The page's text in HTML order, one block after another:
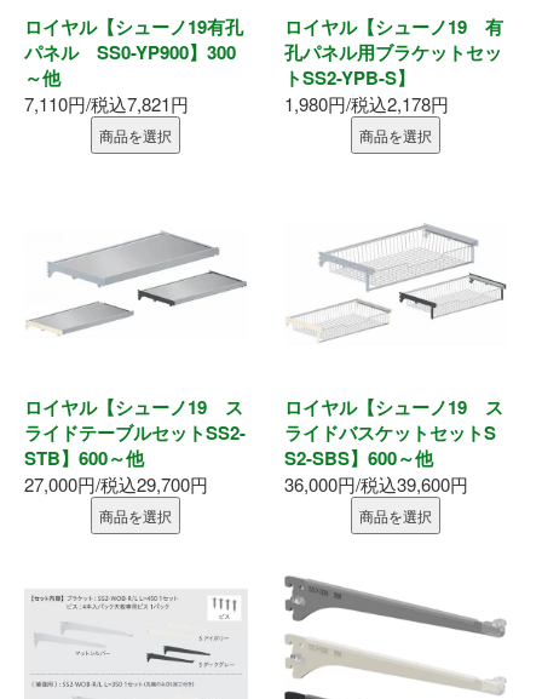
ロイヤル【シューノ19有孔
パネル SS0-YP900】300
～他
7,110円/税込7,821円
商品を選択
ロイヤル【シューノ19 有
孔パネル用ブラケットセッ
トSS2-YPB-S】
1,980円/税込2,178円
商品を選択
ロイヤル【シューノ19 ス
ライドテーブルセットSS2-
STB】600～他
27,000円/税込29,700円
商品を選択
ロイヤル【シューノ19 ス
ライドバスケットセットS
S2-SBS】600～他
36,000円/税込39,600円
商品を選択